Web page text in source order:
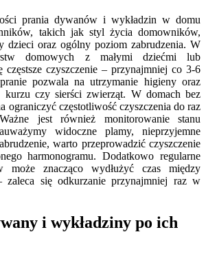
prania dywanów i wykładzin w domu
takich jak styl życia domowników,
dzieci oraz ogólny poziom zabrudzenia. W
domowych z małymi dziećmi lub
częstsze czyszczenie – przynajmniej co 3-6
pozwala na utrzymanie higieny oraz
kurzu czy sierści zwierząt. W domach bez
ograniczyć częstotliwość czyszczenia do raz
jest również monitorowanie stanu
widoczne plamy, nieprzyjemne
warto przeprowadzić czyszczenie
harmonogramu. Dodatkowo regularne
może znacząco wydłużyć czas między
zaleca się odkurzanie przynajmniej raz w
i wykładziny po ich